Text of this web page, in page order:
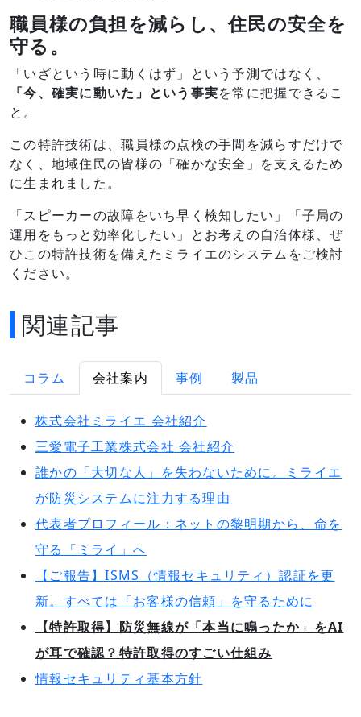
職員様の負担を減らし、住民の安全を
守る。
「いざという時に動くはず」という予測ではなく、
「今、確実に動いた」という事実を常に把握できるこ
と。
この特許技術は、職員様の点検の手間を減らすだけで
なく、地域住民の皆様の「確かな安全」を支えるため
に生まれました。
「スピーカーの故障をいち早く検知したい」
「子局の
運用をもっと効率化したい」とお考えの自治体様、ぜ
ひこの特許技術を備えたミライエのシステムをご検討
ください。
関連記事
コラム 会社案内 事例 製品
株式会社ミライエ 会社紹介
三愛電子工業株式会社 会社紹介
誰かの「大切な人」を失わないために。ミライエ
が防災システムに注力する理由
代表者プロフィール：ネットの黎明期から、命を
守る「ミライ」へ
【ご報告】ISMS（情報セキュリティ）認証を更
新。すべては「お客様の信頼」を守るために
【特許取得】防災無線が「本当に鳴ったか」をAI
が耳で確認？特許取得のすごい仕組み
情報セキュリティ基本方針